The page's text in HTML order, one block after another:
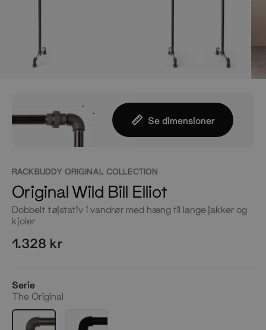
Se dimensioner
RACKBUDDY ORIGINAL COLLECTION
Original Wild Bill Elliot
Dobbelt tøjstativ i vandrør med hæng til lange jakker og
kjoler
1.328 kr
Serie
The Original